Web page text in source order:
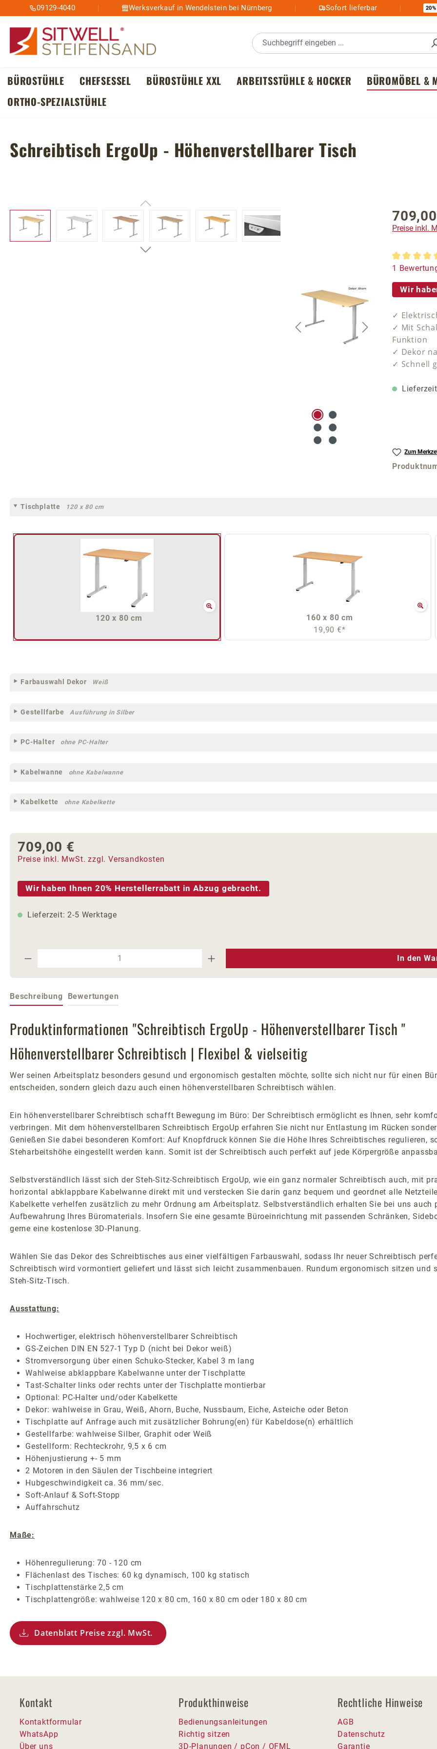
Hauptinhalt springen
Zur Suche springen
Zur Hauptnavigation springen
09129-4040 Werksverkauf in Wendelstein bei Nürnberg Sofort lieferbar 20%
BÜROSTÜHLE CHEFSESSEL BÜROSTÜHLE XXL ARBEITSSTÜHLE & HOCKER BÜROMÖBEL &
ORTHO-SPEZIALSTÜHLE
Schreibtisch ErgoUp - Höhenverstellbarer Tisch
Bildergalerie überspringen Regulärer
Preise inkl.
1
Wir
✓
✓ Mit
Funktion
✓ Dekor
✓ Schnell
Zum
Tischplatte 120 x 80 cm
120 x 80 cm
160 x 80 cm
19,90 €*
Farbauswahl Dekor Weiß
Gestellfarbe Ausführung in Silber
PC-Halter ohne PC-Halter
Kabelwanne ohne Kabelwanne
Kabelkette ohne Kabelkette
Regulärer Preis:
709,00 €
Preise inkl. MwSt. zzgl. Versandkosten
Wir haben Ihnen 20% Herstellerrabatt in Abzug gebracht.
Lieferzeit: 2-5 Werktage
Produkt Anzahl: Gib den gewünschten Wert ein oder benutze die In den
Beschreibung Bewertungen
Produktinformationen "Schreibtisch ErgoUp - Höhenverstellbarer Tisch "
Höhenverstellbarer Schreibtisch | Flexibel & vielseitig
Wer seinen Arbeitsplatz besonders gesund und ergonomisch gestalten möchte, sollte sich nicht nur für einen
entscheiden, sondern gleich dazu auch einen höhenverstellbaren Schreibtisch wählen.
Ein höhenverstellbarer Schreibtisch schafft Bewegung im Büro: Der Schreibtisch ermöglicht es Ihnen, sehr
verbringen. Mit dem höhenverstellbaren Schreibtisch ErgoUp erfahren Sie nicht nur Entlastung im Rücken
Genießen Sie dabei besonderen Komfort: Auf Knopfdruck können Sie die Höhe Ihres Schreibtisches regulieren,
Steharbeitshöhe eingestellt werden kann. Somit ist der Schreibtisch auch perfekt auf jede Körpergröße
Selbstverständlich lässt sich der Steh-Sitz-Schreibtisch ErgoUp, wie ein ganz normaler Schreibtisch auch, mit
horizontal abklappbare Kabelwanne direkt mit und verstecken Sie darin ganz bequem und geordnet alle
Kabelkette verhelfen zusätzlich zu mehr Ordnung am Arbeitsplatz. Selbstverständlich erhalten Sie bei uns
Aufbewahrung Ihres Büromaterials. Insofern Sie eine gesamte Büroeinrichtung mit passenden Schränken,
gerne eine kostenlose 3D-Planung.
Wählen Sie das Dekor des Schreibtisches aus einer vielfältigen Farbauswahl, sodass Ihr neuer Schreibtisch
Schreibtisch wird vormontiert geliefert und lässt sich leicht zusammenbauen. Rundum ergonomisch sitzen und
Steh-Sitz-Tisch.
Ausstattung:
Hochwertiger, elektrisch höhenverstellbarer Schreibtisch
GS-Zeichen DIN EN 527-1 Typ D (nicht bei Dekor weiß)
Stromversorgung über einen Schuko-Stecker, Kabel 3 m lang
Wahlweise abklappbare Kabelwanne unter der Tischplatte
Tast-Schalter links oder rechts unter der Tischplatte montierbar
Optional: PC-Halter und/oder Kabelkette
Dekor: wahlweise in Grau, Weiß, Ahorn, Buche, Nussbaum, Eiche, Asteiche oder Beton
Tischplatte auf Anfrage auch mit zusätzlicher Bohrung(en) für Kabeldose(n) erhältlich
Gestellfarbe: wahlweise Silber, Graphit oder Weiß
Gestellform: Rechteckrohr, 9,5 x 6 cm
Höhenjustierung +- 5 mm
2 Motoren in den Säulen der Tischbeine integriert
Hubgeschwindigkeit ca. 36 mm/sec.
Soft-Anlauf & Soft-Stopp
Auffahrschutz
Maße:
Höhenregulierung: 70 - 120 cm
Flächenlast des Tisches: 60 kg dynamisch, 100 kg statisch
Tischplattenstärke 2,5 cm
Tischplattengröße: wahlweise 120 x 80 cm, 160 x 80 cm oder 180 x 80 cm
Datenblatt Preise zzgl. MwSt.
Kontakt
Kontaktformular
WhatsApp
Über uns
Produkthinweise
Bedienungsanleitungen
Richtig sitzen
3D-Planungen / pCon / OFML
Rechtliche Hinweise
AGB
Datenschutz
Garantie